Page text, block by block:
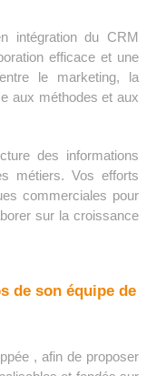
intégration du CRM
efficace et une
le marketing, la
aux méthodes et aux
des informations
métiers. Vos efforts
commerciales pour
sur la croissance
de son équipe de
, afin de proposer